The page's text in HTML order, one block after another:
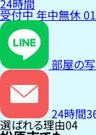
24時間
受付中年中無休
部屋の写
24時間
選ばれる理由04